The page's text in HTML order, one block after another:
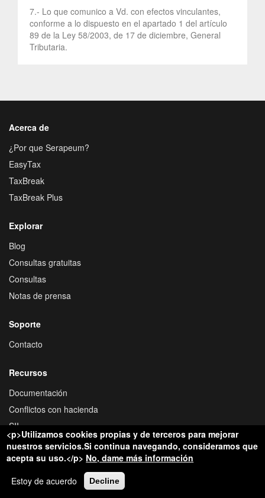
7.- Lo que comunico a Vd. con efectos vinculantes,
conforme a lo dispuesto en el apartado 1 del artículo
89 de la Ley 58/2003, de 17 de diciembre, General
Tributaria.
Acerca de
¿Por que Serapeum?
EasyTax
TaxBreak
TaxBreak Plus
Explorar
Blog
Consultas gratuitas
Consultas
Notas de prensa
Soporte
Contacto
Recursos
Documentación
Conflictos con hacienda
SII
¿Soy residente fiscal en España?
Sobre nosotros Política de privacidad
<p>Utilizamos cookies propias y de terceros para mejorar
nuestros servicios.Si continua navegando, consideramos que
acepta su uso.</p> No, dame más información
Estoy de acuerdo
Decline